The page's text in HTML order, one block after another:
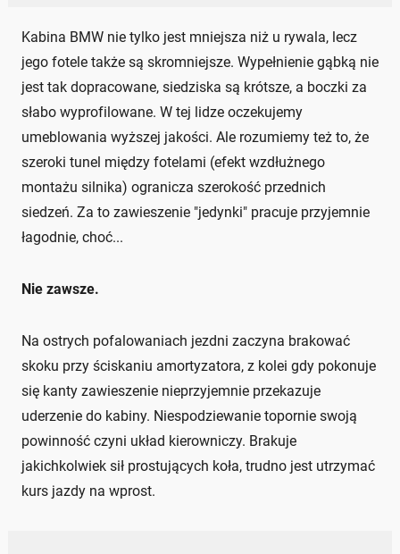
Kabina BMW nie tylko jest mniejsza niż u rywala, lecz
jego fotele także są skromniejsze. Wypełnienie gąbką nie
jest tak dopracowane, siedziska są krótsze, a boczki za
słabo wyprofilowane. W tej lidze oczekujemy
umeblowania wyższej jakości. Ale rozumiemy też to, że
szeroki tunel między fotelami (efekt wzdłużnego
montażu silnika) ogranicza szerokość przednich
siedzeń. Za to zawieszenie "jedynki" pracuje przyjemnie
łagodnie, choć...
Nie zawsze.
Na ostrych pofalowaniach jezdni zaczyna brakować
skoku przy ściskaniu amortyzatora, z kolei gdy pokonuje
się kanty zawieszenie nieprzyjemnie przekazuje
uderzenie do kabiny. Niespodziewanie topornie swoją
powinność czyni układ kierowniczy. Brakuje
jakichkolwiek sił prostujących koła, trudno jest utrzymać
kurs jazdy na wprost.